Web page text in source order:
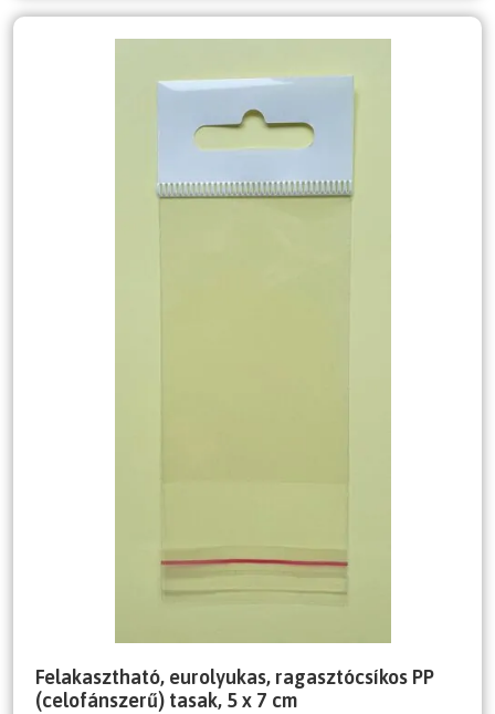
Felakasztható, eurolyukas, ragasztócsíkos PP
(celofánszerű) tasak, 5 x 7 cm